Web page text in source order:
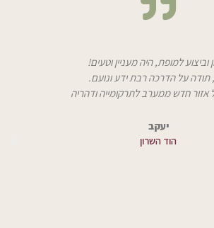
וביצוע למופת, היה מעניין וטעים!
תודה על הדרכה רבת ידע ונועם.
אזור חדש ממערב לתרקומייה ודהריה
יעקב
הוד השרון